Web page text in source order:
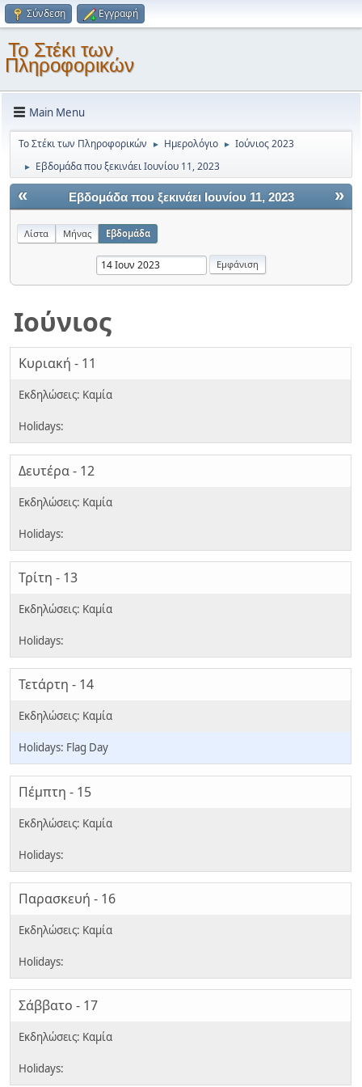
Σύνδεση Εγγραφή
Το Στέκι των
Πληροφορικών
Main Menu
Το Στέκι των Πληροφορικών ► Ημερολόγιο ► Ιούνιος 2023
► Εβδομάδα που ξεκινάει Ιουνίου 11, 2023
« »
Εβδομάδα που ξεκινάει Ιουνίου 11, 2023
Λίστα Μήνας Εβδομάδα
Ιούνιος
Κυριακή - 11
Δευτέρα - 12
Τρίτη - 13
Τετάρτη - 14
Flag Day
Πέμπτη - 15
Παρασκευή - 16
Σάββατο - 17